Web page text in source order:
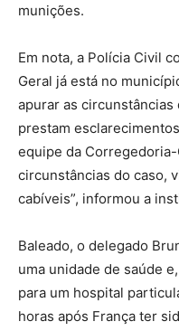
munições.
Em nota, a Polícia Civil
Geral já está no
apurar as circunstâncias
prestam
equipe da
circunstâncias do caso,
cabíveis”, informou a
Baleado, o delegado
uma unidade de saúde
para um hospital
horas após França ter